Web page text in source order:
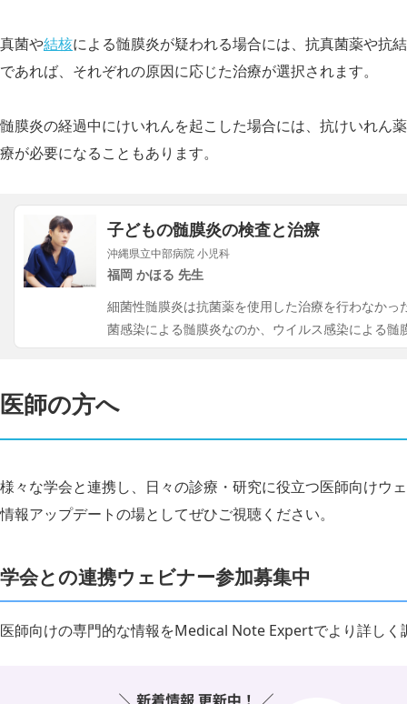
真菌や結核による髄膜炎が疑われる場合には、抗真菌薬や抗
であれば、それぞれの原因に応じた治療が選択されます。
髄膜炎の経過中にけいれんを起こした場合には、抗けいれん
療が必要になることもあります。
子どもの髄膜炎の検査と治療
沖縄県立中部病院 小児科
福岡 かほる 先生
細菌性髄膜炎は抗菌薬を使用した治療を行わなか
菌感染による髄膜炎なのか、ウイルス感染による髄
医師の方へ
様々な学会と連携し、日々の診療・研究に役立つ医師向けウ
情報アップデートの場としてぜひご視聴ください。
学会との連携ウェビナー参加募集中
医師向けの専門的な情報をMedical Note Expertでより詳しく